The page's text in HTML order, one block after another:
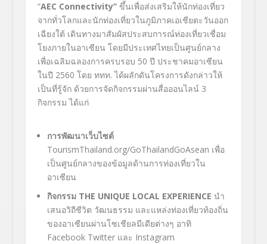
“AEC Connectivity” ขึ้นเพื่อส่งเสริมให้นักท่องเที่ยว
จากทั่วโลกและนักท่องเที่ยวในภูมิภาคเอเชียตะวันออก
เฉียงใต้ เดินทางมาสัมผัสประสบการณ์ท่องเที่ยวเชื่อม
โยงภายในอาเซียน โดยมีประเทศไทยเป็นศูนย์กลาง
เพื่อเฉลิมฉลองการครบรอบ 50 ปี ประชาคมอาเซียน
ในปี 2560 โดย ททท. ได้ผลักดันโครงการดังกล่าวให้
เป็นที่รู้จัก ด้วยการจัดกิจกรรมผ่านสื่อออนไลน์ 3
กิจกรรม ได้แก่
การพัฒนาเว็บไซต์
TourismThailand.org/GoThailandGoAsean เพื่อ
เป็นศูนย์กลางของข้อมูลด้านการท่องเที่ยวใน
อาเซียน
กิจกรรม THE UNIQUE LOCAL EXPERIENCE นำ
เสนอวิถีชีวิต วัฒนธรรม และแหล่งท่องเที่ยวท้องถิ่น
ของอาเซียนผ่านโซเชียลมีเดียต่างๆ อาทิ
Facebook Twitter และ Instagram